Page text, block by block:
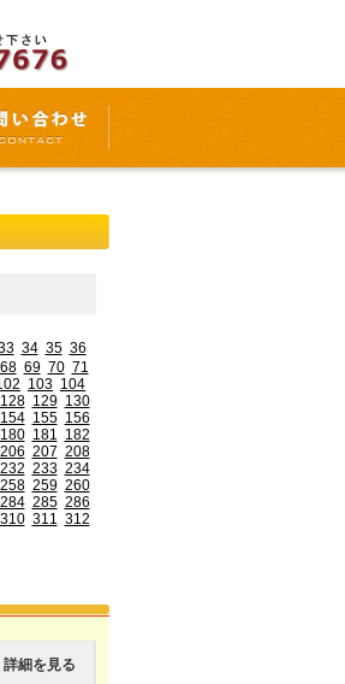
34 35 36
68 69 70 71
103 104
128 129 130
154 155 156
180 181 182
206 207 208
232 233 234
258 259 260
284 285 286
310 311 312
詳細を見る